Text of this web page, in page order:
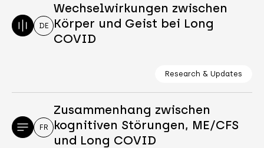
DE
Wechselwirkungen zwischen
Körper und Geist bei Long
COVID
Research & Updates
FR
Zusammenhang zwischen
kognitiven Störungen, ME/CFS
und Long COVID